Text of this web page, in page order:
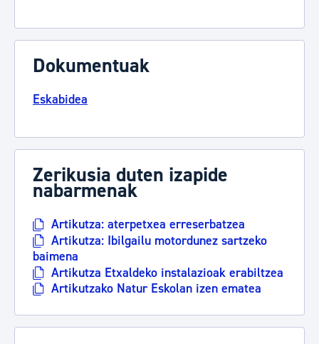
Dokumentuak
Eskabidea
Zerikusia duten izapide
nabarmenak
Artikutza: aterpetxea erreserbatzea
Artikutza: Ibilgailu motordunez sartzeko
baimena
Artikutza Etxaldeko instalazioak erabiltzea
Artikutzako Natur Eskolan izen ematea